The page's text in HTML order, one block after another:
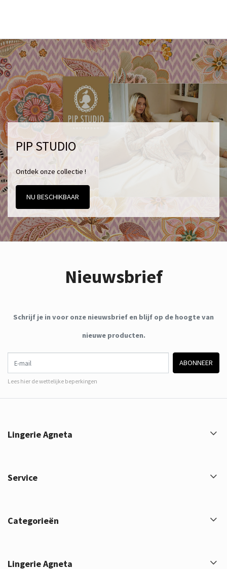
PIP STUDIO
Ontdek onze collectie !
NU BESCHIKBAAR
Nieuwsbrief
Schrijf je in voor onze nieuwsbrief en blijf op de hoogte van
nieuwe producten.
ABONNEER
Lees hier de wettelijke beperkingen
Lingerie Agneta
Service
Categorieën
Lingerie Agneta